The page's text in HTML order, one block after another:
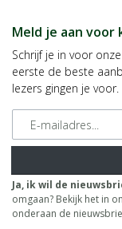
Meld je aan voor
Schrijf je in voor
eerste de beste
lezers gingen je voor.
E-mailadres
Ja, ik wil de
omgaan? Bekijk het in
onderaan de